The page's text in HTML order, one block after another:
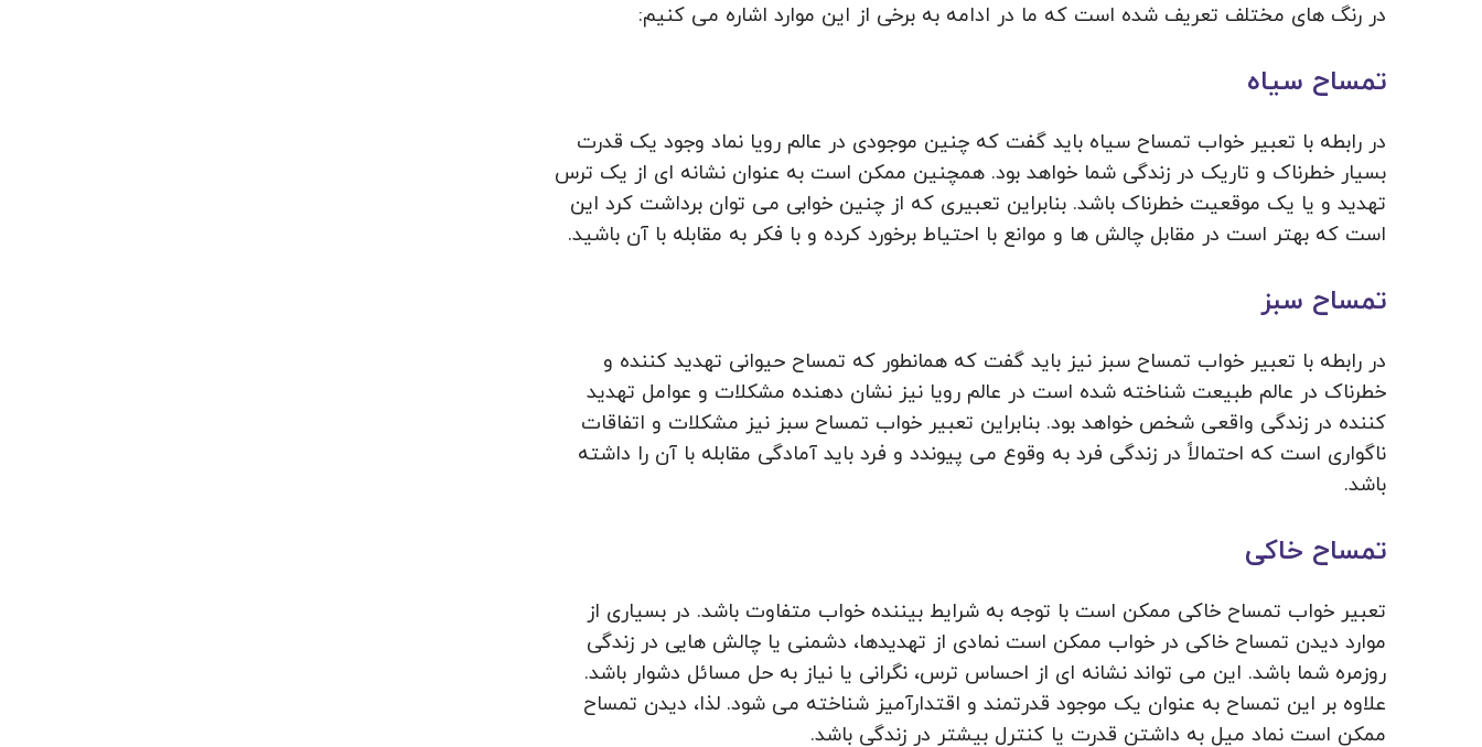
در رنگ‌ های مختلف تعریف شده است که ما در ادامه به برخی از این موارد اشاره می‌ کنیم:
تمساح سیاه
در رابطه با تعبیر خواب تمساح سیاه باید گفت که چنین موجودی در عالم رویا نماد وجود یک قدرت
بسیار خطرناک و تاریک در زندگی شما خواهد بود. همچنین ممکن است به عنوان نشانه ای از یک ترس
تهدید و یا یک موقعیت خطرناک باشد. بنابراین تعبیری که از چنین خوابی می ‌توان برداشت کرد این
است که بهتر است در مقابل چالش ‌ها و موانع با احتیاط برخورد کرده و با فکر به مقابله با آن باشید.
تمساح سبز
در رابطه با تعبیر خواب تمساح سبز نیز باید گفت که همانطور که تمساح حیوانی تهدید کننده و
خطرناک در عالم طبیعت شناخته شده است در عالم رویا نیز نشان دهنده مشکلات و عوامل تهدید
کننده در زندگی واقعی شخص خواهد بود. بنابراین تعبیر خواب تمساح سبز نیز مشکلات و اتفاقات
ناگواری است که احتمالاً در زندگی فرد به وقوع می ‌پیوندد و فرد باید آمادگی مقابله با آن را داشته
باشد.
تمساح خاکی
تعبیر خواب تمساح خاکی ممکن است با توجه به شرایط بیننده خواب متفاوت باشد. در بسیاری از
موارد دیدن تمساح خاکی در خواب ممکن است نمادی از تهدیدها، دشمنی یا چالش‌ هایی در زندگی
روزمره شما باشد. این می‌ تواند نشانه‌ ای از احساس ترس، نگرانی یا نیاز به حل مسائل دشوار باشد.
علاوه بر این تمساح به عنوان یک موجود قدرتمند و اقتدارآمیز شناخته می‌ شود. لذا، دیدن تمساح
ممکن است نماد میل به داشتن قدرت یا کنترل بیشتر در زندگی باشد.